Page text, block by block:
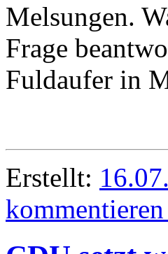
Melsungen.
Frage
Fuldaufer in
Erstellt: